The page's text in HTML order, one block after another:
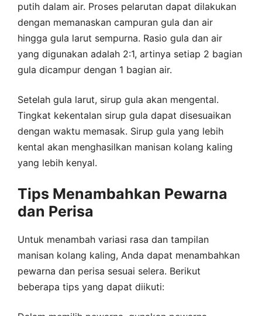
putih dalam air. Proses pelarutan dapat dilakukan
dengan memanaskan campuran gula dan air
hingga gula larut sempurna. Rasio gula dan air
yang digunakan adalah 2:1, artinya setiap 2 bagian
gula dicampur dengan 1 bagian air.
Setelah gula larut, sirup gula akan mengental.
Tingkat kekentalan sirup gula dapat disesuaikan
dengan waktu memasak. Sirup gula yang lebih
kental akan menghasilkan manisan kolang kaling
yang lebih kenyal.
Tips Menambahkan Pewarna
dan Perisa
Untuk menambah variasi rasa dan tampilan
manisan kolang kaling, Anda dapat menambahkan
pewarna dan perisa sesuai selera. Berikut
beberapa tips yang dapat diikuti: